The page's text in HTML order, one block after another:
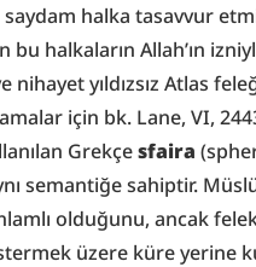
halka tasavvur
halkaların Allah’ın
nihayet yıldızsız Atlas
için bk. Lane, VI,
Grekçe sfaira
semantiğe sahiptir.
olduğunu, ancak
üzere küre yerine